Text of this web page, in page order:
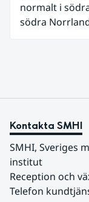
normalt i
södra
över lång tid
Kontakta SMHI
SMHI, Sveriges
institut
Reception och
Telefon